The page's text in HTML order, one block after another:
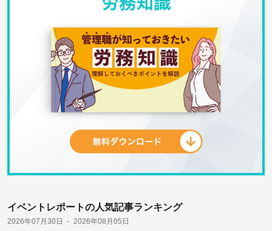
イベントレポートの人気記事ランキング
2026年07月30日 2026年08月05日